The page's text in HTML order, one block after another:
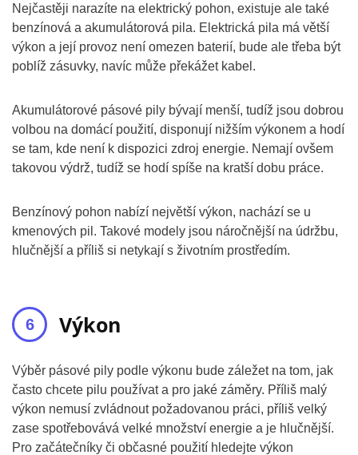
Nejčastěji narazíte na elektrický pohon, existuje ale také
benzínová a akumulátorová pila. Elektrická pila má větší
výkon a její provoz není omezen baterií, bude ale třeba být
poblíž zásuvky, navíc může překážet kabel.
Akumulátorové pásové pily bývají menší, tudíž jsou dobrou
volbou na domácí použití, disponují nižším výkonem a hodí
se tam, kde není k dispozici zdroj energie. Nemají ovšem
takovou výdrž, tudíž se hodí spíše na kratší dobu práce.
Benzínový pohon nabízí největší výkon, nachází se u
kmenových pil. Takové modely jsou náročnější na údržbu,
hlučnější a příliš si netykají s životním prostředím.
Výkon
Výběr pásové pily podle výkonu bude záležet na tom, jak
často chcete pilu používat a pro jaké záměry. Příliš malý
výkon nemusí zvládnout požadovanou práci, příliš velký
zase spotřebovává velké množství energie a je hlučnější.
Pro začátečníky či občasné použití hledejte výkon